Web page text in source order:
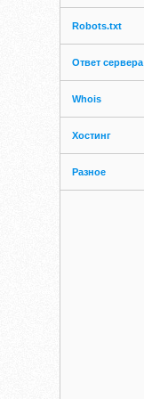
Robots.txt
Ответ сервера
Whois
Хостинг
Разное